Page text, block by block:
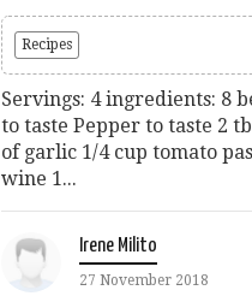
Recipes
Servings: 4 ingredients: 8
to taste Pepper to taste 2
of garlic 1/4 cup tomato
wine 1...
Irene Milito
27 November 2018